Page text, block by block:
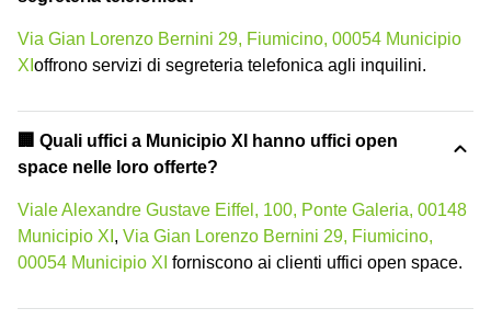
Via Gian Lorenzo Bernini 29, Fiumicino, 00054 Municipio
XI offrono servizi di segreteria telefonica agli inquilini.
‍🏢 Quali uffici a Municipio XI hanno uffici open
space nelle loro offerte?
Viale Alexandre Gustave Eiffel, 100, Ponte Galeria, 00148
Municipio XI , Via Gian Lorenzo Bernini 29, Fiumicino,
00054 Municipio XI forniscono ai clienti uffici open space.